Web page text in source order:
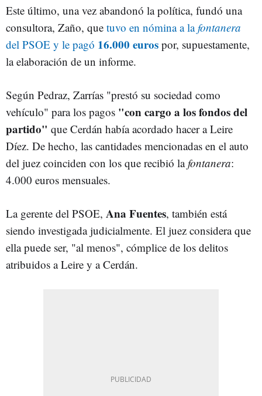
Este último, una vez abandonó la política, fundó una
consultora, Zaño, que tuvo en nómina a lafontanera
del PSOE y le pagó 16.000 euros por, supuestamente,
la elaboración de un informe.
Según Pedraz, Zarrías "prestó su sociedad como
vehículo" para los pagos "con cargo a los fondos del
partido" que Cerdán había acordado hacer a Leire
Díez. De hecho, las cantidades mencionadas en el auto
del juez coinciden con los que recibió lafontanera:
4.000 euros mensuales.
La gerente del PSOE, Ana Fuentes, también está
siendo investigada judicialmente. El juez considera que
ella puede ser, "al menos", cómplice de los delitos
atribuidos a Leire y a Cerdán.